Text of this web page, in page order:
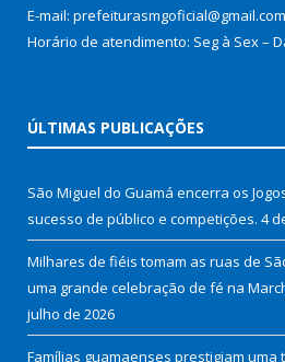
E-mail: prefeiturasmgoficial@gmail.com
Horário de atendimento: Seg à Sex –
ÚLTIMAS PUBLICAÇÕES
São Miguel do Guamá encerra os
sucesso de público e competições. 4
Milhares de fiéis tomam as ruas de
uma grande celebração de fé na
julho de 2026
Famílias guamaenses prestigiam uma